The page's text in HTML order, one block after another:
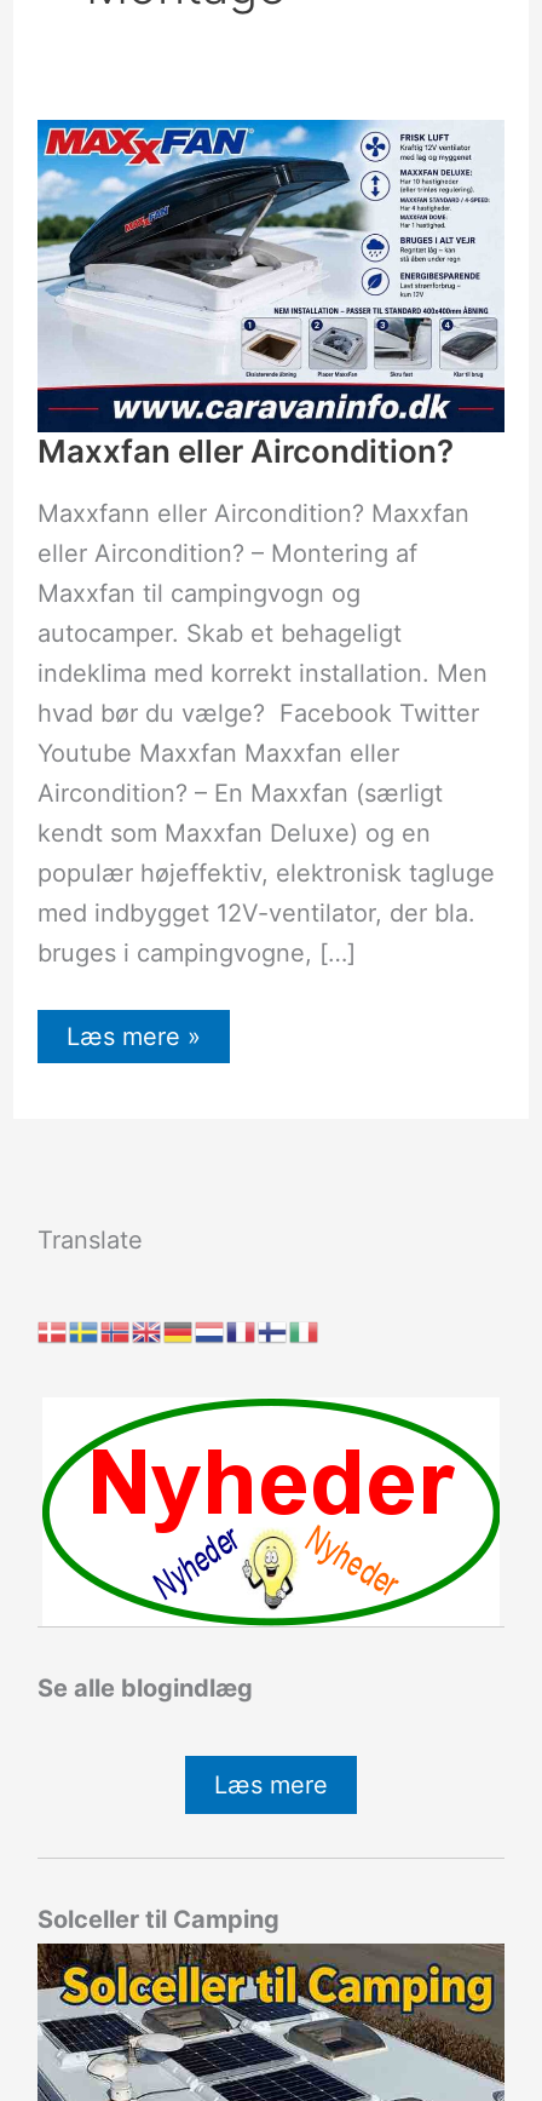
Maxxfan eller Aircondition?
Maxxfann eller Aircondition? Maxxfan
eller Aircondition? – Montering af
Maxxfan til campingvogn og
autocamper. Skab et behageligt
indeklima med korrekt installation. Men
hvad bør du vælge? Facebook Twitter
Youtube Maxxfan Maxxfan eller
Aircondition? – En Maxxfan (særligt
kendt som Maxxfan Deluxe) og en
populær højeffektiv, elektronisk tagluge
med indbygget 12V-ventilator, der bla.
bruges i campingvogne, […]
eller
Aircondition?
Læs mere »
Translate
Se alle blogindlæg
Læs mere
Solceller til Camping